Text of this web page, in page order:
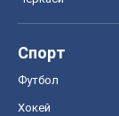
Спорт
Футбол
Хокей